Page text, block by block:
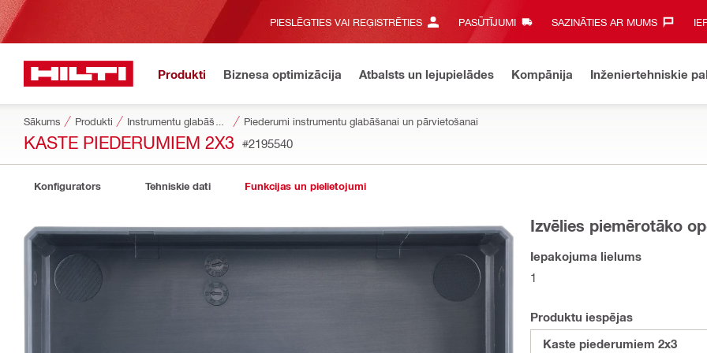
PIESLĒGTIES VAI REĢISTRĒTIES PASŪTĪJUMI SAZINĀTIES AR MUMS‎
Produkti Biznesa optimizācija Atbalsts un lejupielādes Kompānija Inženiertehniskie
Sākums Produkti Piederumi instrumentu glabāšanai un pārvietošanai
KASTE PIEDERUMIEM 2X3 #2195540
Konfigurators Tehniskie dati Funkcijas un pielietojumi
Izvēlies piemērotāko
Iepakojuma lielums
1
Produktu iespējas
Kaste piederumiem 2x3